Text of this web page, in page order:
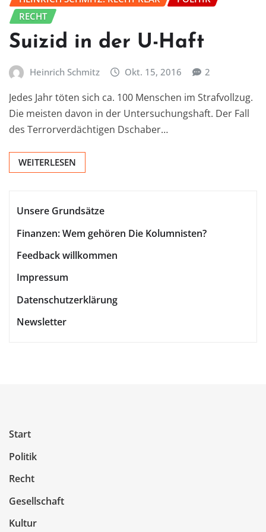
RECHT
Suizid in der U-Haft
Heinrich Schmitz Okt. 15, 2016 2
Jedes Jahr töten sich ca. 100 Menschen im Strafvollzug.
Die meisten davon in der Untersuchungshaft. Der Fall
des Terrorverdächtigen Dschaber…
WEITERLESEN
Unsere Grundsätze
Finanzen: Wem gehören Die Kolumnisten?
Feedback willkommen
Impressum
Datenschutzerklärung
Newsletter
Start
Politik
Recht
Gesellschaft
Kultur